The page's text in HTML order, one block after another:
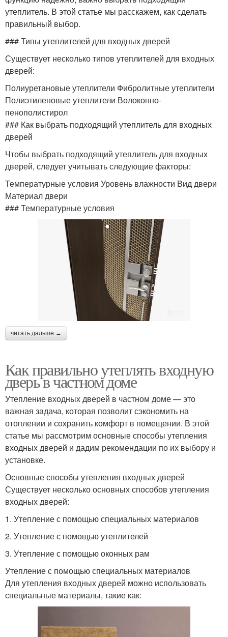
утеплитель. В этой статье мы расскажем, как сделать
правильный выбор.
### Типы утеплителей для входных дверей
Существует несколько типов утеплителей для входных
дверей:
Полиуретановые утеплители Фибролитные утеплители
Полиэтиленовые утеплители Волоконно-
пенополистирол
### Как выбрать подходящий утеплитель для входных
дверей
Чтобы выбрать подходящий утеплитель для входных
дверей, следует учитывать следующие факторы:
Температурные условия Уровень влажности Вид двери
Материал двери
### Температурные условия
читать дальше →
Как правильно утеплять входную
дверь в частном доме
Утепление входных дверей в частном доме — это
важная задача, которая позволит сэкономить на
отоплении и сохранить комфорт в помещении. В этой
статье мы рассмотрим основные способы утепления
входных дверей и дадим рекомендации по их выбору и
установке.
Основные способы утепления входных дверей
Существует несколько основных способов утепления
входных дверей:
1. Утепление с помощью специальных материалов
2. Утепление с помощью утеплителей
3. Утепление с помощью оконных рам
Утепление с помощью специальных материалов
Для утепления входных дверей можно использовать
специальные материалы, такие как: